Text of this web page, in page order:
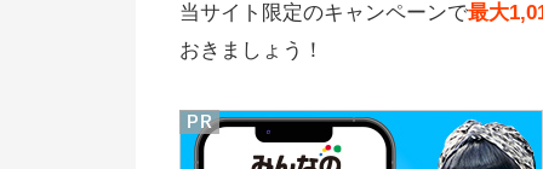
当サイト限定のキャンペーンで最大
おきましょう！